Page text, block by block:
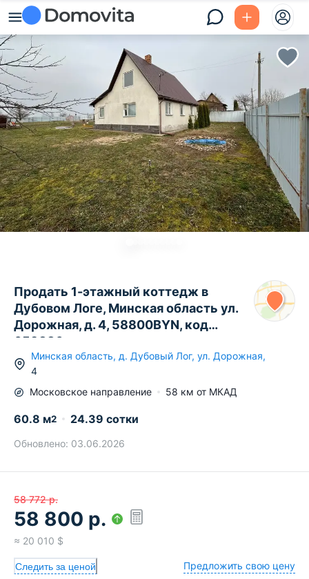
Продать 1-этажный коттедж в
Дубовом Логе, Минская область ул.
Дорожная, д. 4, 58800BYN, код
659886
Минская область, д. Дубовый Лог, ул. Дорожная,
4
Московское направление 58 км от МКАД
60.8 м2 24.39 сотки
Обновлено: 03.06.2026
58 772 р.
58 800 р.
≈ 20 010 $
Следить за ценой Предложить свою цену